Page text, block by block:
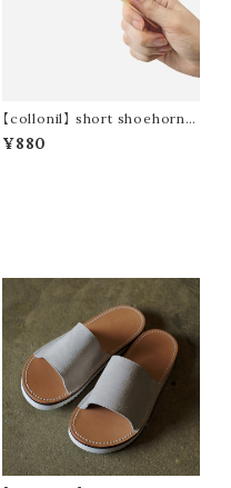
【collonil】 short shoehorn /
ショート シューホーン
¥880